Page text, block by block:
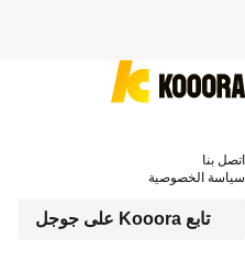
تابع Kooora على جوجل
اتصل بنا
سياسة الخصوصية